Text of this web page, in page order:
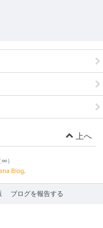
上へ
）
Blog.
ブログを報告する